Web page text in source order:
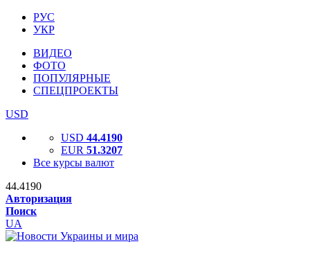
РУС
УКР
ВИДЕО
ФОТО
ПОПУЛЯРНЫЕ
СПЕЦПРОЕКТЫ
USD
USD 44.4190
EUR 51.3207
Все курсы валют
44.4190
Авторизация
Поиск
UA